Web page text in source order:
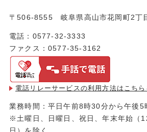
〒506-8555 岐阜県高山市花岡町2
電話：0577-32-3333
ファクス：0577-35-3162
電話リレーサービスの利用方法は こち
業務時間：平日午前8時30分から午後5
※土曜日、日曜日、祝日、年末年始（